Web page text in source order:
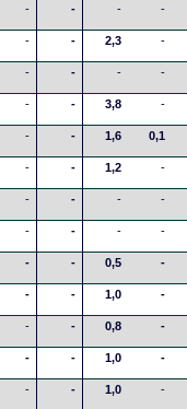
- - - -
- - 2,3 -
- - - -
- - 3,8 -
- - 1,6 0,1
- - 1,2 -
- - - -
- - - -
- - 0,5 -
- - 1,0 -
- - 0,8 -
- - 1,0 -
- - 1,0 -